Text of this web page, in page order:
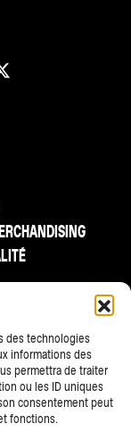
des technologies
informations des
permettra de traiter
ou les ID uniques
consentement peut
fonctions.